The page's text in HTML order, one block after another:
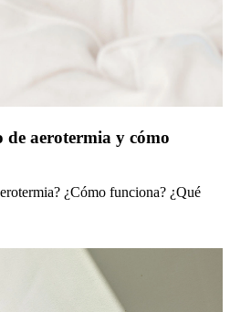
de aerotermia y cómo
¿Cómo funciona? ¿Qué